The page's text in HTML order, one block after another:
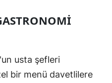
usta şefleri
bir menü davetlilere